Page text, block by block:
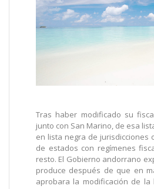
Tras haber modificado su
junto con San Marino, de esa
en lista negra de jurisdicciones
de estados con regímenes
resto. El Gobierno andorrano
produce después de que en
aprobara la modificación de